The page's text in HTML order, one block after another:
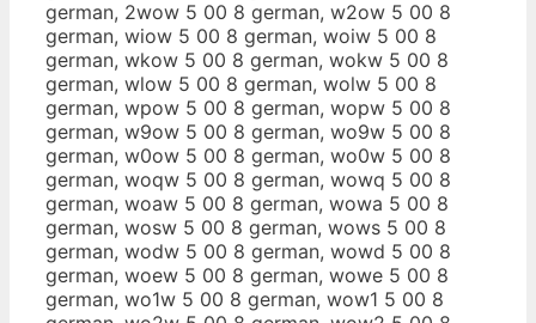
german, 2wow 5 00 8 german, w2ow 5 00 8
german, wiow 5 00 8 german, woiw 5 00 8
german, wkow 5 00 8 german, wokw 5 00 8
german, wlow 5 00 8 german, wolw 5 00 8
german, wpow 5 00 8 german, wopw 5 00 8
german, w9ow 5 00 8 german, wo9w 5 00 8
german, w0ow 5 00 8 german, wo0w 5 00 8
german, woqw 5 00 8 german, wowq 5 00 8
german, woaw 5 00 8 german, wowa 5 00 8
german, wosw 5 00 8 german, wows 5 00 8
german, wodw 5 00 8 german, wowd 5 00 8
german, woew 5 00 8 german, wowe 5 00 8
german, wo1w 5 00 8 german, wow1 5 00 8